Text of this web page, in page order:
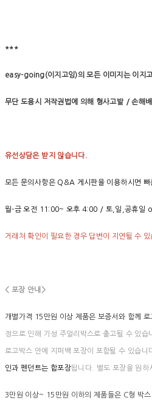
***
easy-going(이지고잉)의 모든 이미지는 이지
무단 도용시 저작권법에 의해 형사고발 / 손해
유선상담은 받지 않습니다.
모든 문의사항은 Q&A 게시판을 이용하시면 빠
월-금 오전 11:00~ 오후 4:00 / 토,일,공휴일
거래처 확인이 필요한 경우 답변이 지연될 수 있
< 포장 안내>
개별가격 15만원 이상 제품은 보증서와 함께 로
정으로 인해 기성 주얼리박스로 출고될 수 있
로고박스 안에 지퍼백 포장이 포함될 수 있습니
인과 펜던트는 합포장됩니다. 별도 포장을 원하
3만원 이상~ 15만원 이하의 제품들은 C형 박스